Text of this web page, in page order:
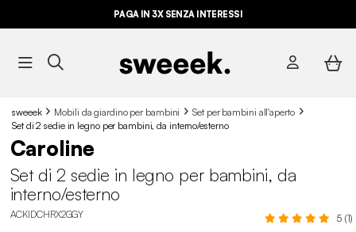
PAGA IN 3X SENZA INTERESSI
sweeek Mobili da giardino per bambini
Set per bambini all'aperto
Set di 2 sedie in legno per bambini, da interno/esterno
Caroline
Set di 2 sedie in legno per bambini, da
interno/esterno
ACKIDCHRX2GGY 5 (1)